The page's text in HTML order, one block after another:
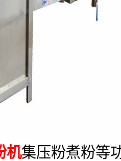
机集压粉煮粉等